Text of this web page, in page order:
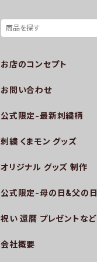
お店のコンセプト
お問い合わせ
公式限定-最新刺繍柄
刺繍 くまモン グッズ
オリジナル グッズ 制作
公式限定-母の日&父の日
祝い 還暦 プレゼントなど
会社概要